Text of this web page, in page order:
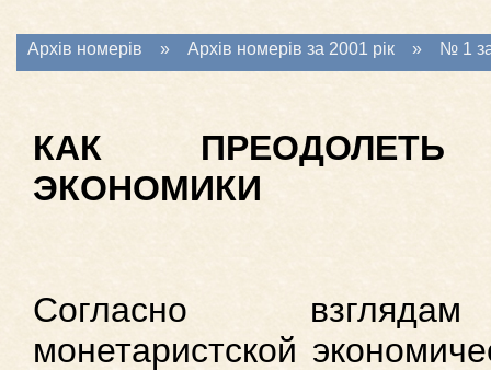
Архів номерів » Архів номерів за 2001 рік » № 1
КАК ПРЕОДОЛЕТЬ
ЭКОНОМИКИ
Согласно взглядам
монетаристской